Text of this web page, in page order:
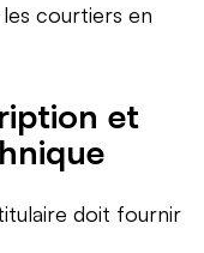
courtiers en
et
doit fournir